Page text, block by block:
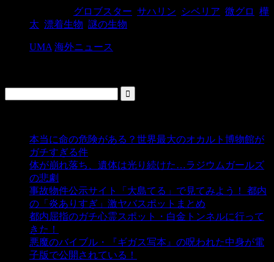
グロブスター サハリン シベリア 微グロ
樺
太 漂着生物 謎の生物
UMA 海外ニュース
本当に命の危険がある？世界最大のオカルト博物館が
ガチすぎる件
体が崩れ落ち、遺体は光り続けた…ラジウムガールズ
の悲劇
事故物件公示サイト「大島てる」で見てみよう！ 都内
の「炎ありすぎ」激ヤバスポットまとめ
都内屈指のガチ心霊スポット・白金トンネルに行って
きた！
悪魔のバイブル・『ギガス写本』の呪われた中身が電
子版で公開されている！